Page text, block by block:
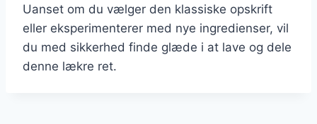
Uanset om du vælger den klassiske opskrift
eller eksperimenterer med nye ingredienser, vil
du med sikkerhed finde glæde i at lave og dele
denne lækre ret.